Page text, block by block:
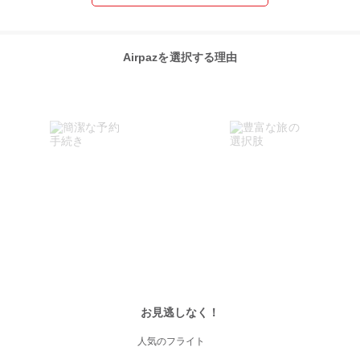
Airpazを選択する理由
お見逃しなく！
人気のフライト